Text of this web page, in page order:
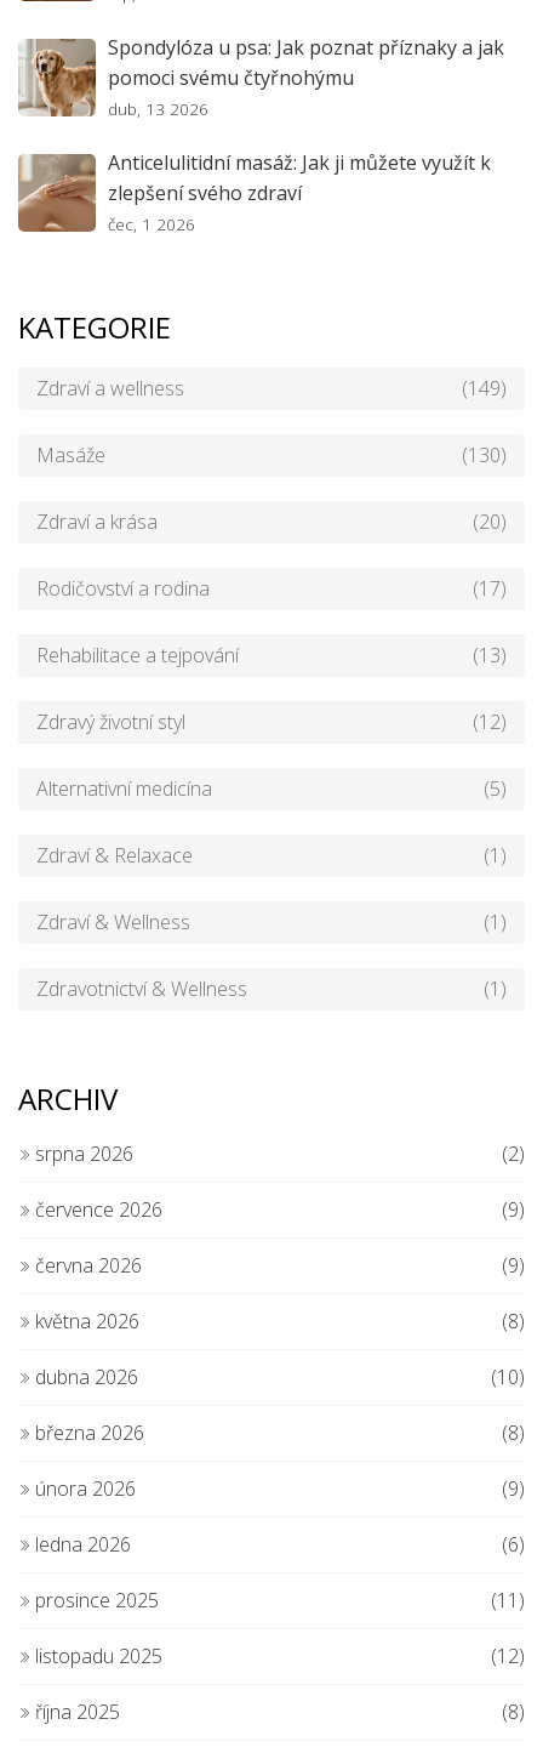
Spondylóza u psa: Jak poznat příznaky a jak
pomoci svému čtyřnohýmu
dub, 13 2026
Anticelulitidní masáž: Jak ji můžete využít k
zlepšení svého zdraví
čec, 1 2026
KATEGORIE
Zdraví a wellness (149)
Masáže (130)
Zdraví a krása (20)
Rodičovství a rodina (17)
Rehabilitace a tejpování (13)
Zdravý životní styl (12)
Alternativní medicína (5)
Zdraví & Relaxace (1)
Zdraví & Wellness (1)
Zdravotnictví & Wellness (1)
ARCHIV
srpna 2026 (2)
července 2026 (9)
června 2026 (9)
května 2026 (8)
dubna 2026 (10)
března 2026 (8)
února 2026 (9)
ledna 2026 (6)
prosince 2025 (11)
listopadu 2025 (12)
října 2025 (8)